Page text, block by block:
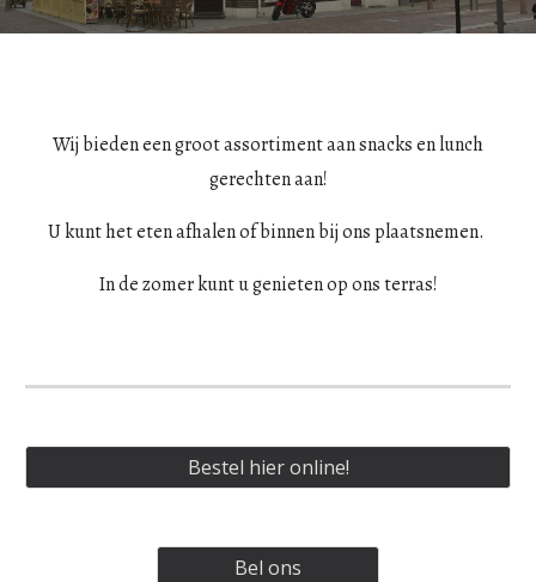
Wij bieden een groot assortiment aan snacks en lunch
gerechten aan!
U kunt het eten afhalen of binnen bij ons plaatsnemen.
In de zomer kunt u genieten op ons terras!
Bestel hier online!
Bel ons